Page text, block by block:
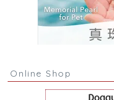
Online Shop